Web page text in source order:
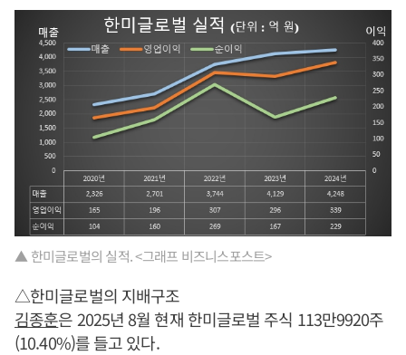
▲ 한미글로벌의 실적. <그래프 비즈니스포스트>
△한미글로벌의 지배구조
김종훈은 2025년 8월 현재 한미글로벌 주식 113만9920주
(10.40%)를 들고 있다.